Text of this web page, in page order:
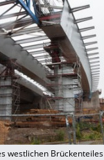
westlichen Brückenteiles